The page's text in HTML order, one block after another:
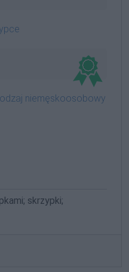
niemęskoosobowy
skrzypki;